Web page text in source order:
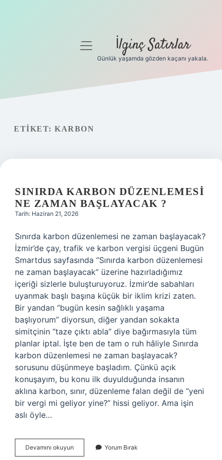
Gizlilik Politikası
menüyü
İlginç Satırlar
Günlük yaşamda gözden kaçanı yakala.
ETIKET: KARBON
SINIRDA KARBON DÜZENLEMESI
NE ZAMAN BAŞLAYACAK ?
Tarih: Haziran 21, 2026
Sınırda karbon düzenlemesi ne zaman başlayacak?
İzmir’de çay, trafik ve karbon vergisi üçgeni Bugün
Smartdus sayfasında “Sınırda karbon düzenlemesi
ne zaman başlayacak” üzerine hazırladığımız
içeriği sizlerle buluşturuyoruz. İzmir’de sabahları
uyanmak başlı başına küçük bir iklim krizi zaten.
Bir yandan “bugün kesin sağlıklı yaşama
başlıyorum” diyorsun, diğer yandan sokakta
simitçinin “taze çıktı abla” diye bağırmasıyla tüm
planlar iptal. İşte ben de tam o ruh hâliyle Sınırda
karbon düzenlemesi ne zaman başlayacak?
sorusunu düşünmeye başladım. Çünkü açık
konuşayım, bu konu ilk duyulduğunda insanın
aklına karbon, sınır, düzenleme falan değil de “yeni
bir vergi mi geliyor yine?” hissi geliyor. Ama işin
aslı öyle…
Devamını okuyun
karbon
Yorum Bırak